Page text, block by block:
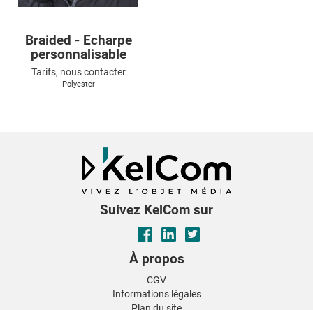
Braided - Echarpe
personnalisable
Tarifs, nous contacter
Polyester
Suivez KelCom sur
À propos
CGV
Informations légales